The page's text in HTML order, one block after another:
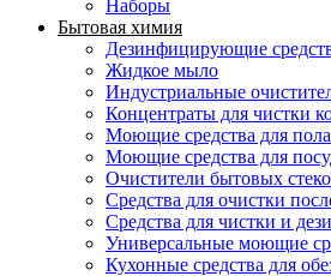
Наборы
Бытовая химия
Дезинфицирующие
Жидкое мыло
Индустриальные
Концентраты для чистки
Моющие средства для пола
Моющие средства для
Очистители бытовых
Средства для очистки
Средства для чистки и
Универсальные моющие
Кухонные средства для